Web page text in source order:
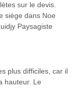
sur le devis.
siège dans Noe
Paysagiste
plus difficiles, car il
hauteur. Le